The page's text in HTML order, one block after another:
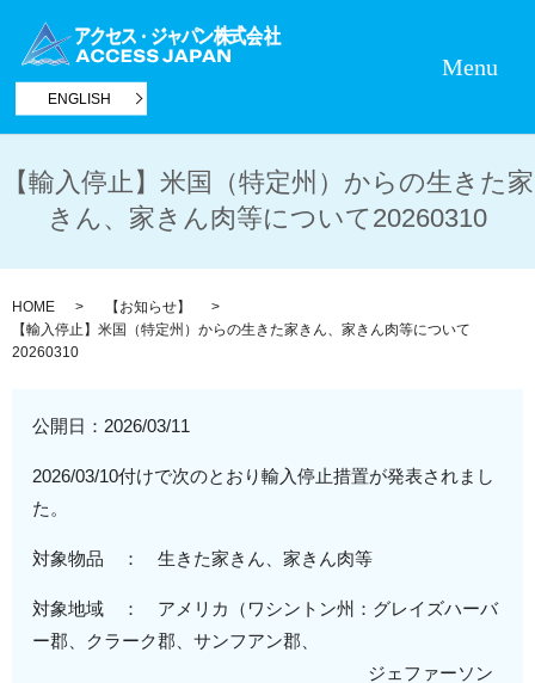
ENGLISH
Menu
【輸入停止】米国（特定州）からの生きた家
きん、家きん肉等について20260310
HOME
【お知らせ】
【輸入停止】米国（特定州）からの生きた家きん、家きん肉等について
20260310
公開日： 2026/03/11
2026/03/10付けで次のとおり輸入停止措置が発表されまし
た。
対象物品 ： 生きた家きん、家きん肉等
対象地域 ： アメリカ（ ワシントン州：グレイズハーバ
ー郡、クラーク郡、サンフアン郡、
ジェファーソン